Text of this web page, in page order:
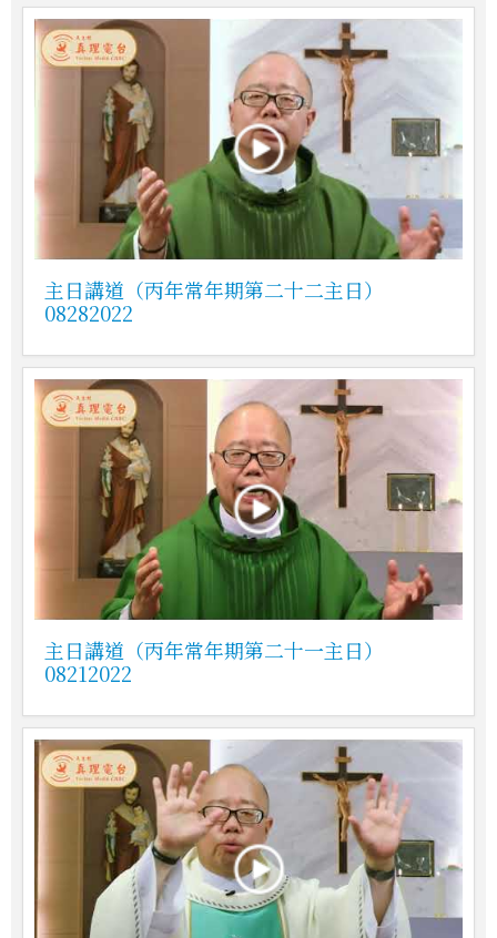
主日講道（丙年常年期第二十二主日）
08282022
主日講道（丙年常年期第二十一主日）
08212022